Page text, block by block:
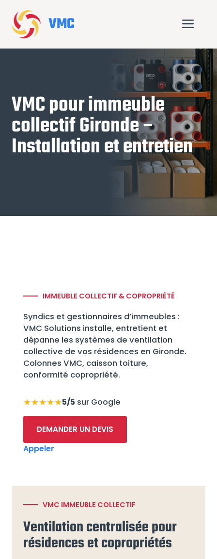
contenu
VMC
VMC pour immeuble
collectif Gironde –
Installation et entretien
IMMEUBLE COLLECTIF & COPROPRIÉTÉ
Syndics et gestionnaires d’immeubles :
VMC Solutions installe, entretient et
dépanne les systèmes de ventilation
collective de vos résidences en Gironde.
Colonnes VMC, caisson toiture,
conformité copropriété.
★★★★★5/5 sur Google
DEMANDER UN DEVIS
Appeler
VMC IMMEUBLE COLLECTIF
Ventilation centralisée pour
résidences et copropriétés